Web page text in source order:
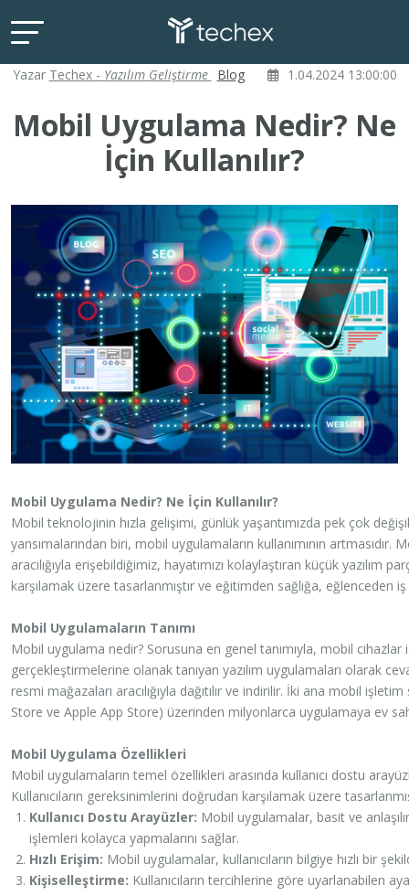
Yazar Techex - Yazılım Geliştirme Blog 1.04.2024 13:00:00
Mobil Uygulama Nedir? Ne
İçin Kullanılır?
Mobil Uygulama Nedir? Ne İçin Kullanılır?
Mobil teknolojinin hızla gelişimi, günlük yaşantımızda pek çok
yansımalarından biri, mobil uygulamaların kullanımının
aracılığıyla erişebildiğimiz, hayatımızı kolaylaştıran küçük yazılım
karşılamak üzere tasarlanmıştır ve eğitimden sağlığa,
Mobil Uygulamaların Tanımı
Mobil uygulama nedir? Sorusuna en genel tanımıyla, mobil cihazlar
gerçekleştirmelerine olanak tanıyan yazılım uygulamaları olarak
resmi mağazaları aracılığıyla dağıtılır ve indirilir. İki ana mobil
Store ve Apple App Store) üzerinden milyonlarca uygulamaya ev
Mobil Uygulama Özellikleri
Mobil uygulamaların temel özellikleri arasında kullanıcı dostu
Kullanıcıların gereksinimlerini doğrudan karşılamak üzere
Kullanıcı Dostu Arayüzler: Mobil uygulamalar, basit ve
işlemleri kolayca yapmalarını sağlar.
Hızlı Erişim: Mobil uygulamalar, kullanıcıların bilgiye hızlı bir
Kişiselleştirme: Kullanıcıların tercihlerine göre uyarlanabilen